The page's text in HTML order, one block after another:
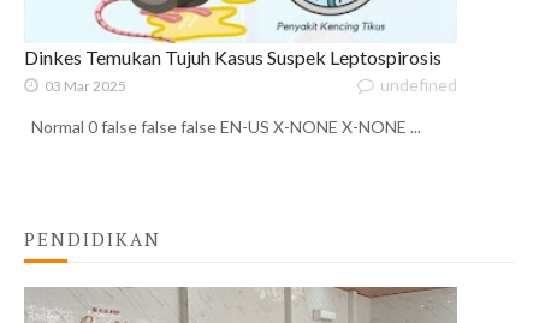
Dinkes Temukan Tujuh Kasus Suspek Leptospirosis
03 Mar 2025 undefined
Normal 0 false false false EN-US X-NONE X-NONE ...
PENDIDIKAN